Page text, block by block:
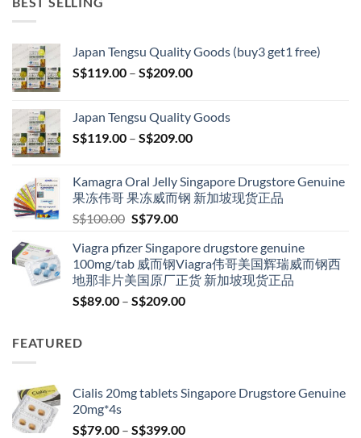
Japan Tengsu Quality Goods (buy3 get1 free)
S$119.00 – S$209.00Price
through
S$209.00
Japan Tengsu Quality Goods
S$119.00 – S$209.00Price
through
S$209.00
Kamagra Oral Jelly Singapore Drugstore Genuine
果冻伟哥 果冻威而钢 新加坡现货正品
S$100.00 Original
was:
S$100.00.
S$79.00Current
is:
S$79.00.
Viagra pfizer Singapore drugstore genuine
100mg/tab 威而钢Viagra伟哥美国辉瑞威而钢西
地那非片美国原厂正货 新加坡现货正品
S$89.00 – S$209.00Price
FEATURED
Cialis 20mg tablets Singapore Drugstore Genuine
20mg*4s
S$79.00 – S$399.00Price